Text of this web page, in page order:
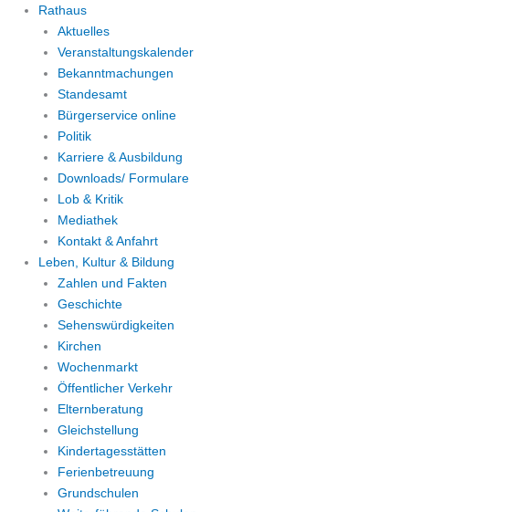
Rathaus
Aktuelles
Veranstaltungskalender
Bekanntmachungen
Standesamt
Bürgerservice online
Politik
Karriere & Ausbildung
Downloads/ Formulare
Lob & Kritik
Mediathek
Kontakt & Anfahrt
Leben, Kultur & Bildung
Zahlen und Fakten
Geschichte
Sehenswürdigkeiten
Kirchen
Wochenmarkt
Öffentlicher Verkehr
Elternberatung
Gleichstellung
Kindertagesstätten
Ferienbetreuung
Grundschulen